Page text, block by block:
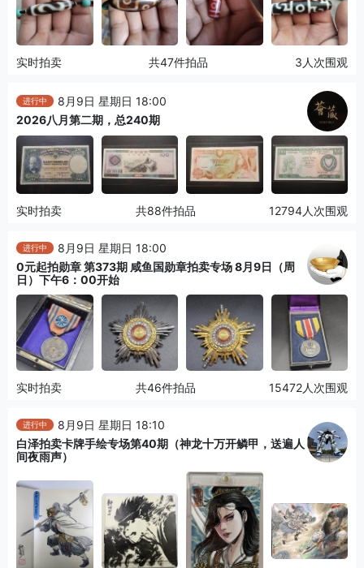
实时拍卖 共47件拍品 3人次围观
进行中
8月9日 星期日 18:00
2026八月第二期，总240期
实时拍卖 共88件拍品 12794人次围观
进行中
8月9日 星期日 18:00
0元起拍勋章 第373期 咸鱼国勋章拍卖专场 8月9日（周
日）下午6：00开始
实时拍卖 共46件拍品 15472人次围观
进行中
8月9日 星期日 18:10
白泽拍卖卡牌手绘专场第40期（神龙十万开鳞甲，送遍人
间夜雨声）